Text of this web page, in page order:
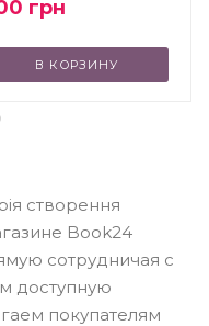
грн
В КОРЗИНУ
створення
Book24
сотрудничая с
доступную
покупателям